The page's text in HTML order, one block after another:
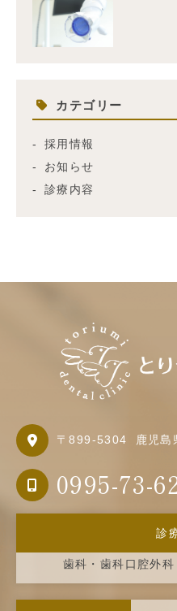
カテゴリー
採用情報
お知らせ
診療内容
〒899-5304 鹿児
0995-73-
診
歯科・歯科口腔外